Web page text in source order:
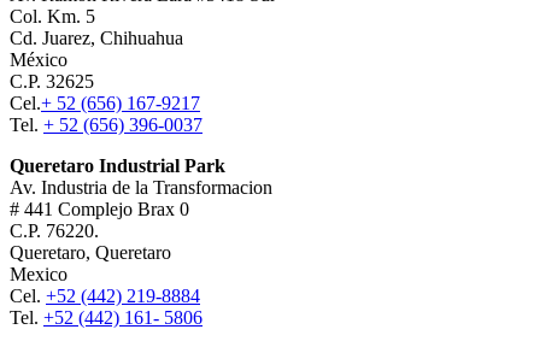
Col. Km. 5
Cd. Juarez, Chihuahua
México
C.P. 32625
Cel.+ 52 (656) 167-9217
Tel. + 52 (656) 396-0037
Queretaro Industrial Park
Av. Industria de la Transformacion
# 441 Complejo Brax 0
C.P. 76220.
Queretaro, Queretaro
Mexico
Cel. +52 (442) 219-8884
Tel. +52 (442) 161- 5806